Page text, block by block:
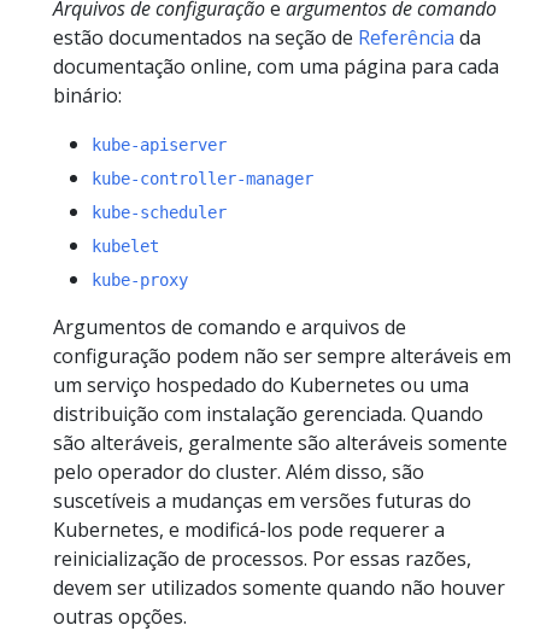
Arquivos de configuraçãoe argumentos de comando
estão documentados na seção de Referência da
documentação online, com uma página para cada
binário:
kube-apiserver
kube-controller-manager
kube-scheduler
kubelet
kube-proxy
Argumentos de comando e arquivos de
configuração podem não ser sempre alteráveis em
um serviço hospedado do Kubernetes ou uma
distribuição com instalação gerenciada. Quando
são alteráveis, geralmente são alteráveis somente
pelo operador do cluster. Além disso, são
suscetíveis a mudanças em versões futuras do
Kubernetes, e modificá-los pode requerer a
reinicialização de processos. Por essas razões,
devem ser utilizados somente quando não houver
outras opções.